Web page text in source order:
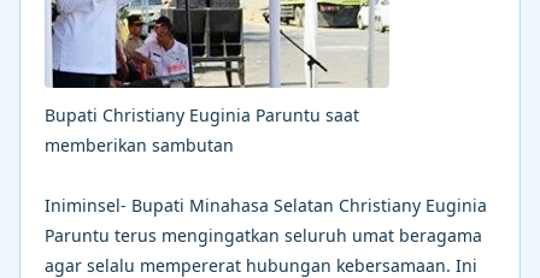
Bupati Christiany Euginia Paruntu saat
memberikan sambutan
Iniminsel- Bupati Minahasa Selatan Christiany Euginia
Paruntu terus mengingatkan seluruh umat beragama
agar selalu mempererat hubungan kebersamaan. Ini